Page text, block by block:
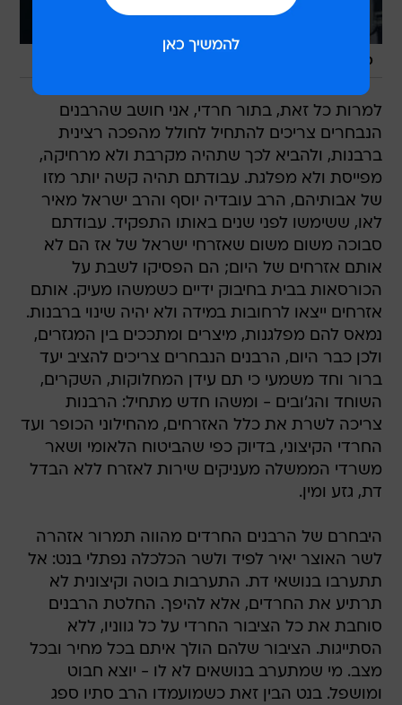
כסף זה לא הכול. הרב סתיו
למרות כל זאת, בתור חרדי, אני חושב שהרבנים
הנבחרים צריכים להתחיל לחולל מהפכה רצינית
ברבנות, ולהביא לכך שתהיה מקרבת ולא מרחיקה,
מפייסת ולא מפלגת. עבודתם תהיה קשה יותר מזו
של אבותיהם, הרב עובדיה יוסף והרב ישראל מאיר
לאו, ששימשו לפני שנים באותו התפקיד. עבודתם
סבוכה משום משום שאזרחי ישראל של אז הם לא
אותם אזרחים של היום; הם הפסיקו לשבת על
הכורסאות בבית בחיבוק ידיים כשמשהו מעיק. אותם
אזרחים ייצאו לרחובות במידה ולא יהיה שינוי ברבנות.
נמאס להם מפלגנות, מיצרים ומתככים בין המגזרים,
ולכן כבר היום, הרבנים הנבחרים צריכים להציב יעד
ברור וחד משמעי כי תם עידן המחלוקות, השקרים,
השוחד והג'ובים - ומשהו חדש מתחיל: הרבנות
צריכה לשרת את כלל האזרחים, מהחילוני הכופר ועד
החרדי הקיצוני, בדיוק כפי שהביטוח הלאומי ושאר
משרדי הממשלה מעניקים שירות לאזרח ללא הבדל
דת, גזע ומין.
היבחרם של הרבנים החרדים מהווה תמרור אזהרה
לשר האוצר יאיר לפיד ולשר הכלכלה נפתלי בנט: אל
תתערבו בנושאי דת. התערבות בוטה וקיצונית לא
תרתיע את החרדים, אלא להיפך. החלטת הרבנים
סוחבת את כל הציבור החרדי על כל גווניו, ללא
הסתייגות. הציבור שלהם הולך איתם בכל מחיר ובכל
מצב. מי שמתערב בנושאים לא לו - יוצא חבוט
ומושפל. בנט הבין זאת כשמועמדו הרב סתיו ספג